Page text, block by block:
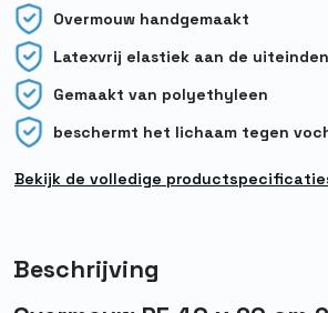
Overmouw handgemaakt
Latexvrij elastiek aan de uiteinden
Gemaakt van polyethyleen
beschermt het lichaam tegen
Bekijk de volledige
Beschrijving